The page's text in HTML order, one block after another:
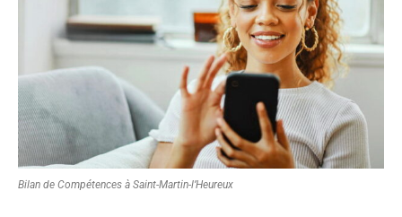
Bilan de Compétences à Saint-Martin-l’Heureux